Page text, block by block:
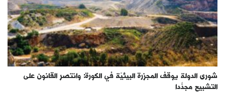
شورى الدولة يوقف المجزرة البيئيّة في الكورة: وانتصر القانون على
التشبيح مجدّدًا